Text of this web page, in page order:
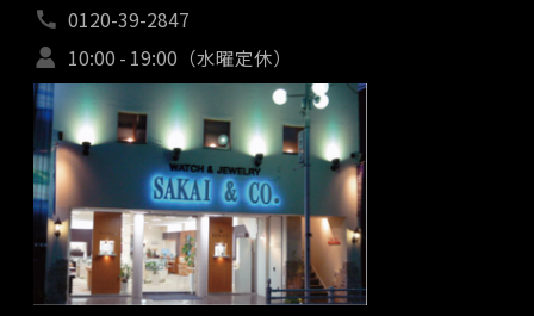
0120-39-2847
10:00 - 19:00（水曜定休）